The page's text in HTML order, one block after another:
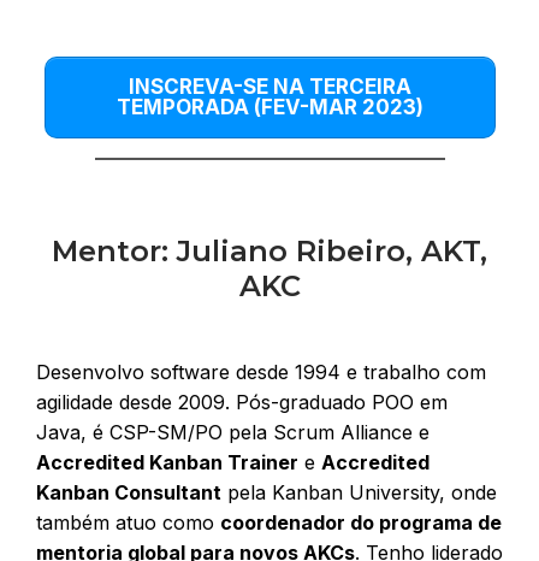
INSCREVA-SE NA TERCEIRA
TEMPORADA (FEV-MAR 2023)
Mentor: Juliano Ribeiro, AKT,
AKC
Desenvolvo software desde 1994 e trabalho com
agilidade desde 2009. Pós-graduado POO em
Java, é CSP-SM/PO pela Scrum Alliance e
Accredited Kanban Trainer e Accredited
Kanban Consultant pela Kanban University, onde
também atuo como coordenador do programa de
mentoria global para novos AKCs. Tenho liderado